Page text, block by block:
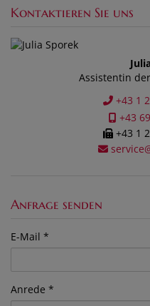
Kontaktieren Sie uns
Assistentin
+43 1
+43
+43 1
Anfrage senden
E-Mail
Anrede